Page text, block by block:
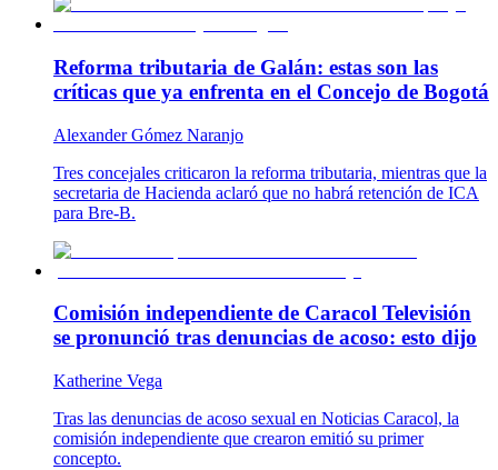
Reforma tributaria de Galán: estas son las
críticas que ya enfrenta en el Concejo de Bogotá
Alexander Gómez Naranjo
Tres concejales criticaron la reforma tributaria, mientras que la
secretaria de Hacienda aclaró que no habrá retención de ICA
para Bre-B.
Comisión independiente de Caracol Televisión
se pronunció tras denuncias de acoso: esto dijo
Katherine Vega
Tras las denuncias de acoso sexual en Noticias Caracol, la
comisión independiente que crearon emitió su primer
concepto.